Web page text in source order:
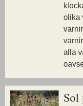
olika
alla
Sol